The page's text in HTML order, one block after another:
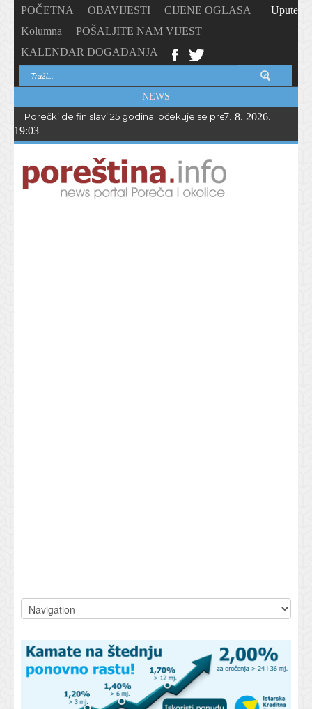
POČETNA OBAVIJESTI
CIJENE OGLASA
Kolumna
POŠALJITE NAM VIJEST
KALENDAR DOGAĐANJA
Upute
NEWS
Porečki delfin slavi 25 godina: očekuje se preko 1.700
7. 8. 2026.
19:03